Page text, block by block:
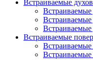
Встраиваемые
Встраиваемые
Встраиваемые